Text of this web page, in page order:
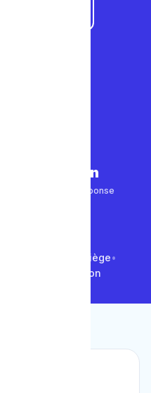
68 51 58
devis
30 min
Temps de réponse
(500+)
📍 850 à Liège•
en Brabant Wallon